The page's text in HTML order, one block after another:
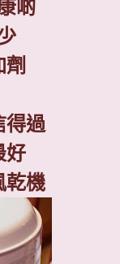
啲
得過
好
乾機